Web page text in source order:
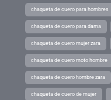
chaqueta de cuero para hombres
chaqueta de cuero para dama
chaqueta de cuero mujer zara
chaqueta de cuero moto hombre
chaqueta de cuero hombre zara
chaqueta de cuero de mujer